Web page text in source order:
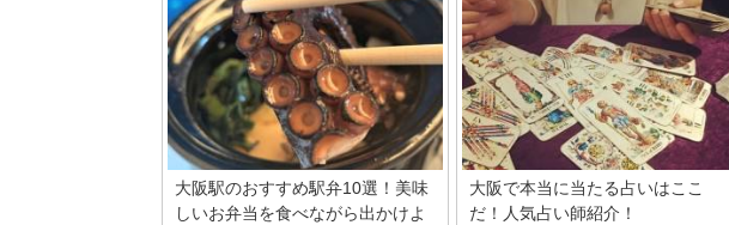
大阪には一人焼肉に適した店がたくさん
あります。その中でも、人気が高い店や
一人焼肉専門店など合わせて10店舗ご紹
介していきます。一人でも焼肉を楽しみ
たいという人は、ぜひ参考にしてくださ
い。
梅田の花屋さんで安いブーケやアレンジ
メント、バルーン花束などをゲットでき
るオススメのお店を15店ご紹介。おしゃ
れなショップから最寄り駅徒歩圏内の深
夜まで営業の人気スポットまでが勢ぞろ
いしました。花の配達が安い、または無
料の花屋さんや当日配達OK店もご案内
します。口コミや値段も参考にしてみて
下さいね。
大阪駅のおすすめ駅弁10選！美味
しいお弁当を食べながら出かけよ
大阪で本当に当たる占いはここ
だ！人気占い師紹介！